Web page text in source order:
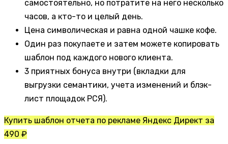
самостоятельно, но потратите на него несколько
часов, а кто-то и целый день.
Цена символическая и равна одной чашке кофе.
Один раз покупаете и затем можете копировать
шаблон под каждого нового клиента.
3 приятных бонуса внутри (вкладки для
выгрузки семантики, учета изменений и блэк-
лист площадок РСЯ).
Купить шаблон отчета по рекламе Яндекс Директ за
490 ₽